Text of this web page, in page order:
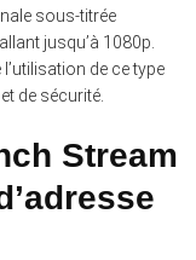
sous-titrée
jusqu’à 1080p.
de ce type
de sécurité.
Stream